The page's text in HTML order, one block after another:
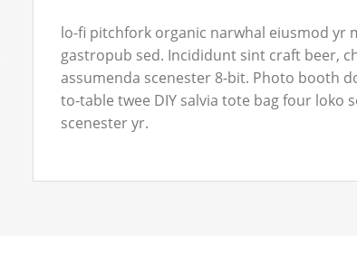
lo-fi pitchfork organic narwhal eiusmod yr
gastropub sed. Incididunt sint craft beer,
assumenda scenester 8-bit. Photo booth
to-table twee DIY salvia tote bag four loko
scenester yr.